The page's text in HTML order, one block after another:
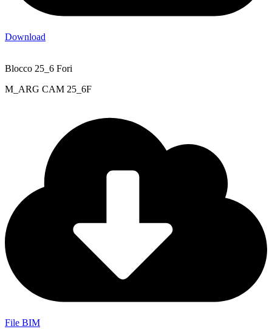
Download
Blocco 25_6 Fori
M_ARG CAM 25_6F
File BIM